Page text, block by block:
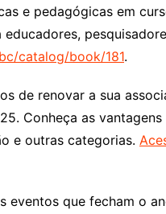
e pedagógicas em
catalog/book/181.
de renovar a sua
Conheça as
e outras categorias.
eventos que fecham o